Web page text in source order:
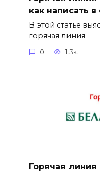
как написать
В этой статье
горячая линия
0 1.3к.
Горячая линия